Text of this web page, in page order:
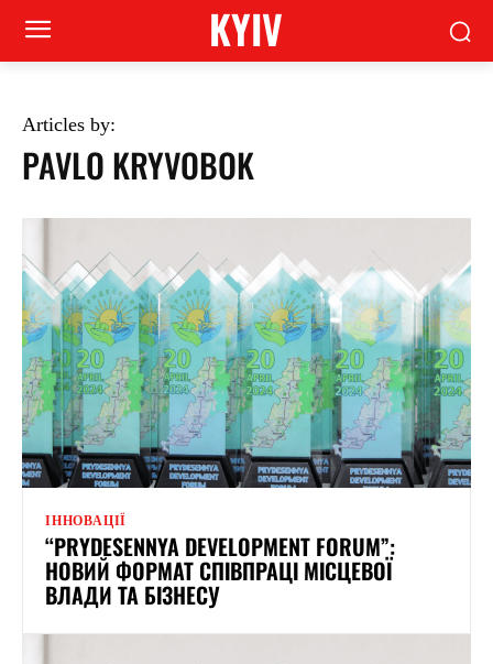
KYIV
Articles by:
PAVLO KRYVOBOK
ІННОВАЦІЇ
“PRYDESENNYA DEVELOPMENT FORUM”:
НОВИЙ ФОРМАТ СПІВПРАЦІ МІСЦЕВОЇ
ВЛАДИ ТА БІЗНЕСУ